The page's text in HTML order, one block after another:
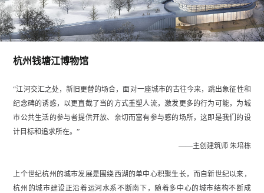
杭州钱塘江博物馆
“江河交汇之处，新旧更替的场合，面对一座城市的古往今来，跳出象征性和
纪念碑的诱惑，以更直截了当的方式重塑人流，激发更多的行为可能，为城
市公共生活的参与者提供开放、亲切而富有参与感的场所，这即是我们的设
计目标和追求所在。”
——主创建筑师 朱培栋
上个世纪杭州的城市发展是围绕西湖的单中心积聚生长，而自新世纪以来，
杭州的城市建设正沿着运河水系不断南下，随着多中心的城市结构不断成